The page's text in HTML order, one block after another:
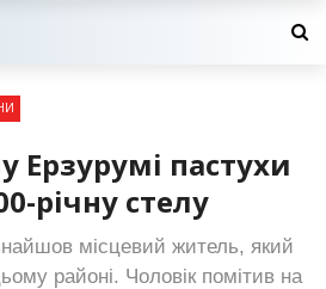
Ерзурумі пастухи
річну стелу
місцевий житель, який
районі. Чоловік помітив на